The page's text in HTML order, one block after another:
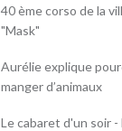
40 ème corso de la
"Mask"
Aurélie explique
manger d’animaux
Le cabaret d'un soir